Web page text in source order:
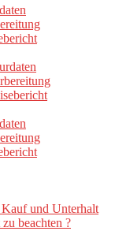
und Unterhalt
beachten ?